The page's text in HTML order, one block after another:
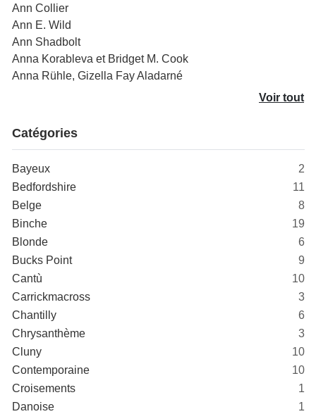
Ann Collier
Ann E. Wild
Ann Shadbolt
Anna Korableva et Bridget M. Cook
Anna Rühle, Gizella Fay Aladarné
Voir tout
Catégories
Bayeux
2
Bedfordshire
11
Belge
8
Binche
19
Blonde
6
Bucks Point
9
Cantù
10
Carrickmacross
3
Chantilly
6
Chrysanthème
3
Cluny
10
Contemporaine
10
Croisements
1
Danoise
1